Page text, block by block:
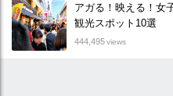
アガる！映える！女
観光スポット10選
444,495views